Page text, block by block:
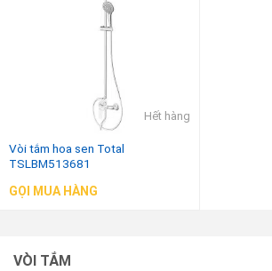
Hết hàng
Vòi tắm hoa sen Total
TSLBM513681
GỌI MUA HÀNG
VÒI TẮM